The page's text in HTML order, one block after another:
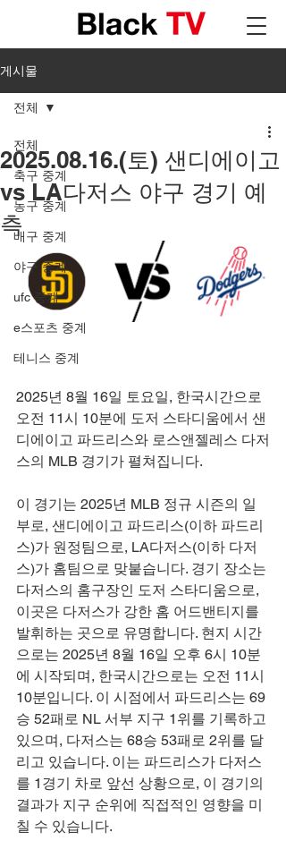
게시물
전체
축구 중계
농구 중계
배구 중계
야구 중계
ufc 중계
e스포츠 중계
테니스 중계
전체
2025.08.16.(토) 샌디에이고
vs LA다저스 야구 경기 예
측
2025년 8월 16일 토요일, 한국시간으로
오전 11시 10분에 도저 스타디움에서 샌
디에이고 파드리스와 로스앤젤레스 다저
스의 MLB 경기가 펼쳐집니다.
이 경기는 2025년 MLB 정규 시즌의 일
부로, 샌디에이고 파드리스(이하 파드리
스)가 원정팀으로, LA다저스(이하 다저
스)가 홈팀으로 맞붙습니다. 경기 장소는
다저스의 홈구장인 도저 스타디움으로,
이곳은 다저스가 강한 홈 어드밴티지를
발휘하는 곳으로 유명합니다. 현지 시간
으로는 2025년 8월 16일 오후 6시 10분
에 시작되며, 한국시간으로는 오전 11시
10분입니다. 이 시점에서 파드리스는 69
승 52패로 NL 서부 지구 1위를 기록하고
있으며, 다저스는 68승 53패로 2위를 달
리고 있습니다. 이는 파드리스가 다저스
를 1경기 차로 앞선 상황으로, 이 경기의
결과가 지구 순위에 직접적인 영향을 미
칠 수 있습니다.